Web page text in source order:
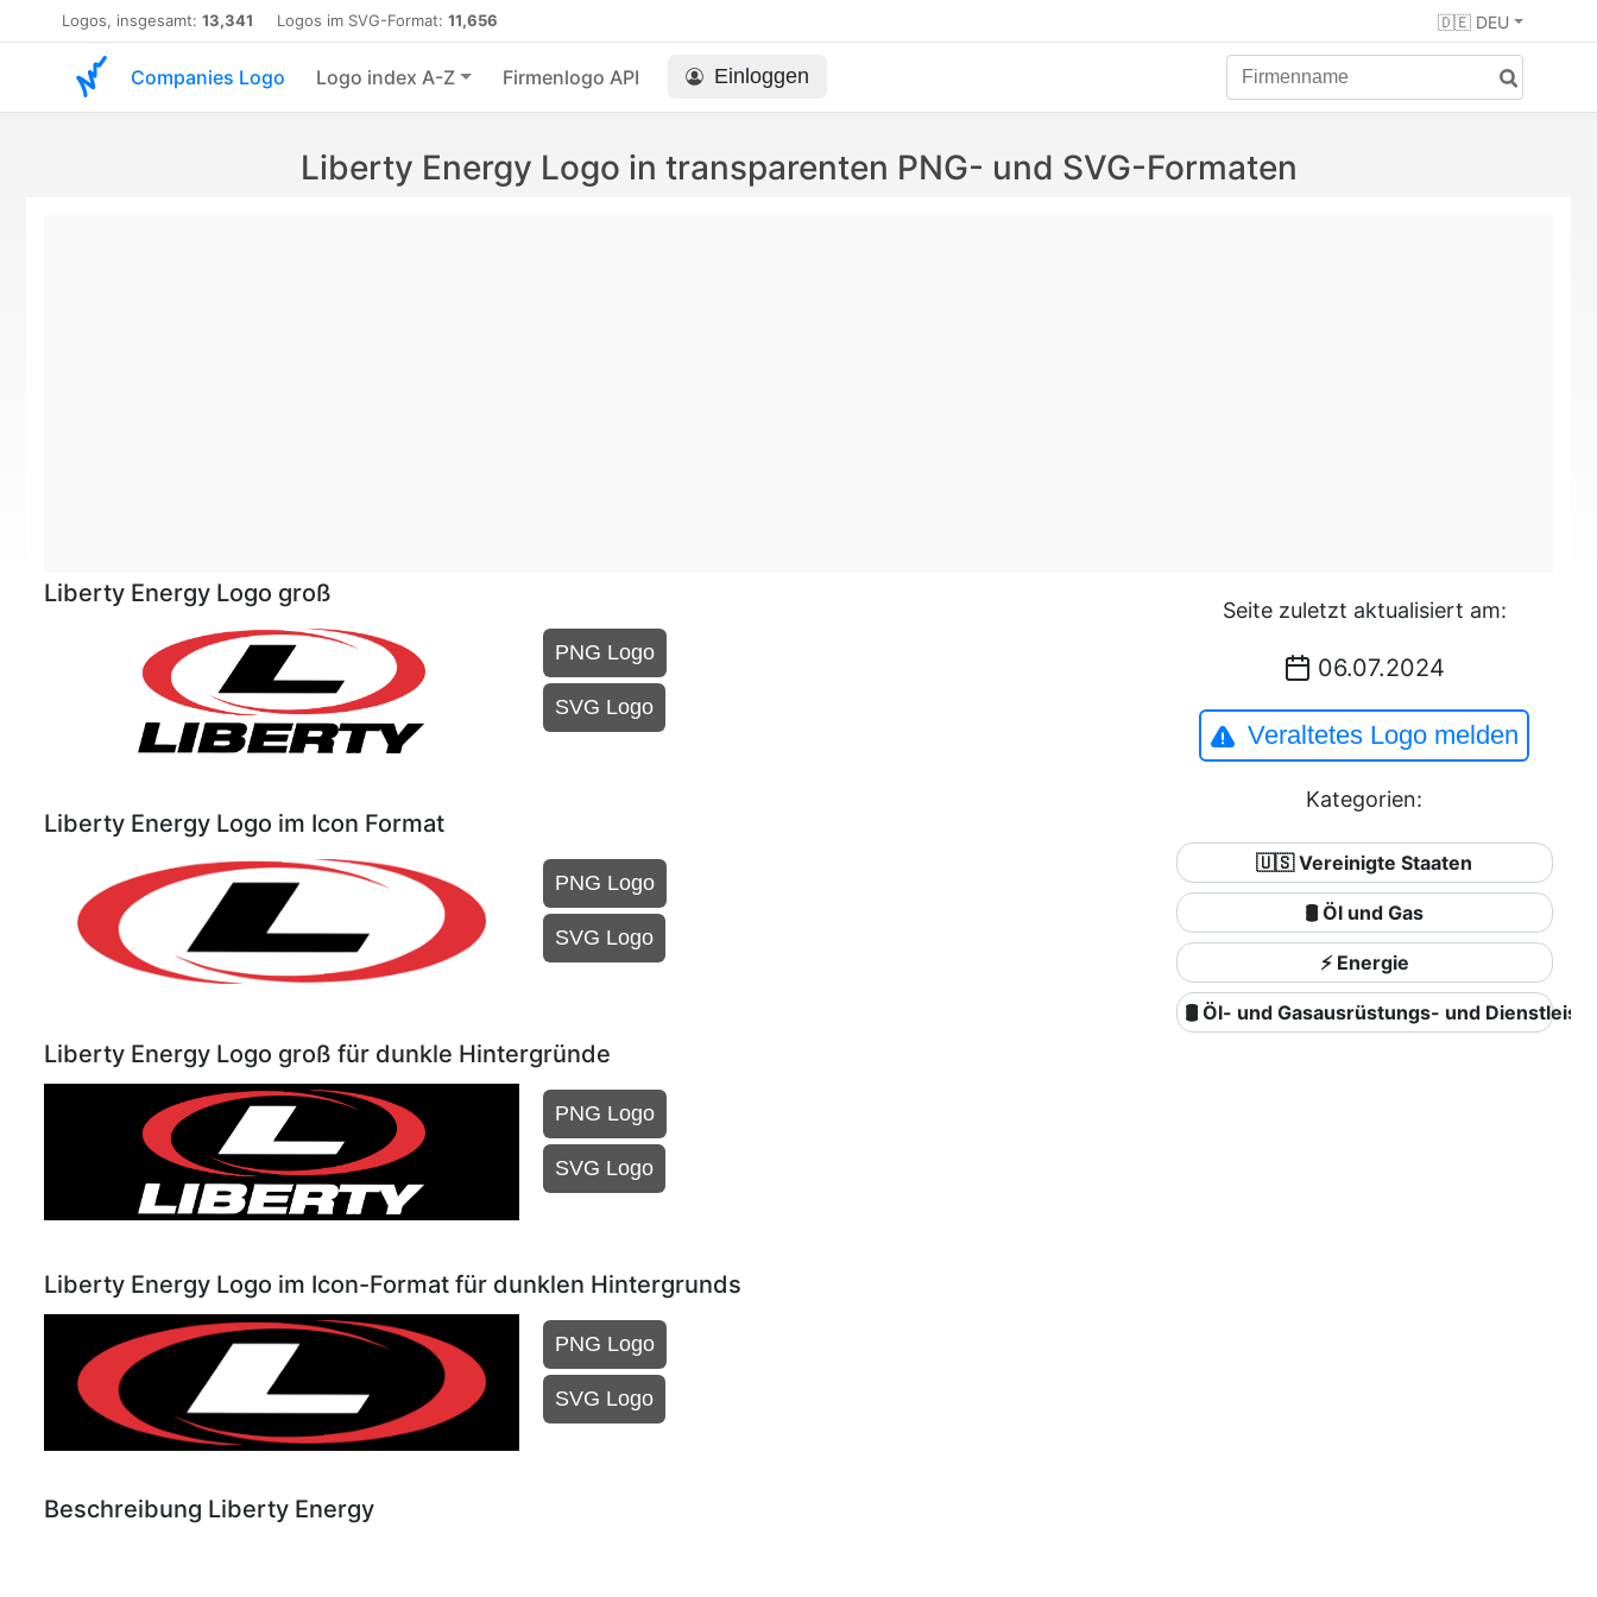
Logos, insgesamt: 13,341 Logos im SVG-Format: 11,656 🇩🇪 DEU
Companies Logo Logo index A-Z Firmenlogo API Einloggen
Liberty Energy Logo in transparenten PNG- und SVG-Formaten
Liberty Energy Logo groß
PNG Logo
SVG Logo
Liberty Energy Logo im Icon Format
PNG Logo
SVG Logo
Liberty Energy Logo groß für dunkle Hintergründe
PNG Logo
SVG Logo
Liberty Energy Logo im Icon-Format für dunklen Hintergrunds
PNG Logo
SVG Logo
Beschreibung Liberty Energy
Seite zuletzt aktualisiert am:
06.07.2024
Veraltetes Logo melden
Kategorien:
🇺🇸 Vereinigte Staaten
🛢 Öl und Gas
⚡ Energie
🛢️ Öl- und Gasausrüstungs- und